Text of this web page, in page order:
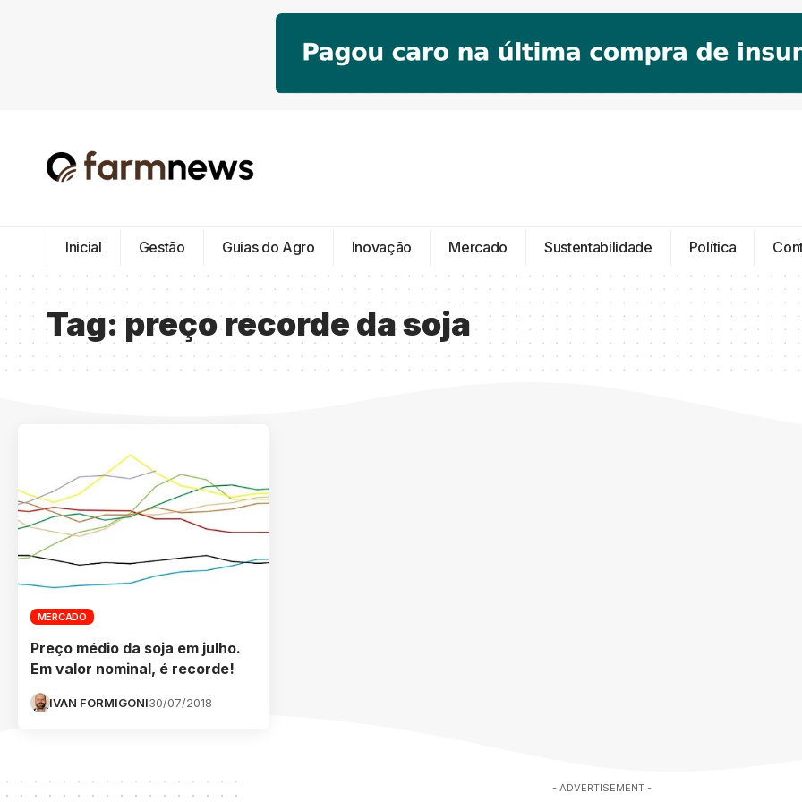
Inicial Gestão Guias do Agro Inovação Mercado Sustentabilidade Política
Tag: preço recorde da soja
MERCADO
Preço médio da soja em julho.
Em valor nominal, é recorde!
IVAN FORMIGONI30/07/2018
- ADVERTISEMENT -